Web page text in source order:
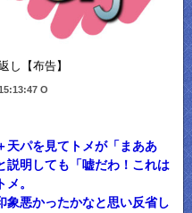
し【布告】
O
天パを見てトメが「まああ
説明しても「嘘だわ！これは
。
象悪かったかなと思い反省し